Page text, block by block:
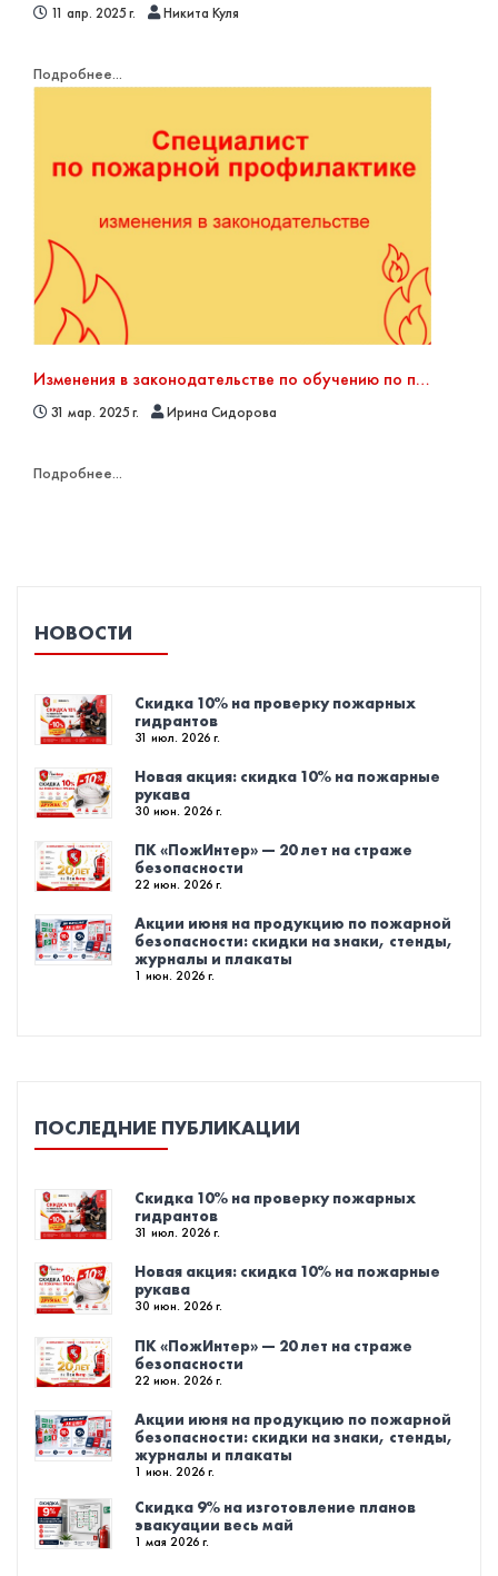
11 апр. 2025 г. Никита Куля
Подробнее...
Изменения в законодательстве по обучению по пожарной безопасности
31 мар. 2025 г. Ирина Сидорова
Подробнее...
НОВОСТИ
Скидка 10% на проверку пожарных
гидрантов
31 июл. 2026 г.
Новая акция: скидка 10% на пожарные
рукава
30 июн. 2026 г.
ПК «ПожИнтер» — 20 лет на страже
безопасности
22 июн. 2026 г.
Акции июня на продукцию по пожарной
безопасности: скидки на знаки, стенды,
журналы и плакаты
1 июн. 2026 г.
ПОСЛЕДНИЕ ПУБЛИКАЦИИ
Скидка 10% на проверку пожарных
гидрантов
31 июл. 2026 г.
Новая акция: скидка 10% на пожарные
рукава
30 июн. 2026 г.
ПК «ПожИнтер» — 20 лет на страже
безопасности
22 июн. 2026 г.
Акции июня на продукцию по пожарной
безопасности: скидки на знаки, стенды,
журналы и плакаты
1 июн. 2026 г.
Скидка 9% на изготовление планов
эвакуации весь май
1 мая 2026 г.